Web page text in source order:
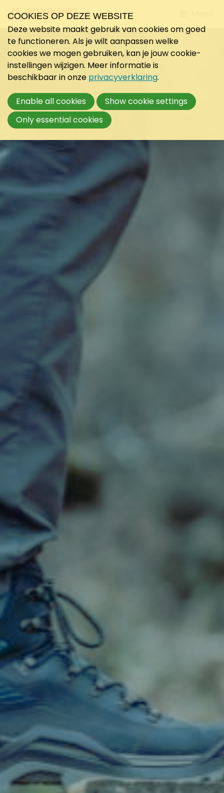
to
COOKIES OP DEZE WEBSITE
Deze website maakt gebruik van cookies om goed
te functioneren. Als je wilt aanpassen welke
cookies we mogen gebruiken, kan je jouw cookie-
instellingen wijzigen. Meer informatie is
beschikbaar in onze privacyverklaring.
Enable all cookies
Show cookie settings
Only essential cookies